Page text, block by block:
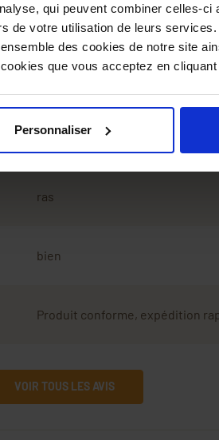
qui peuvent combiner celles-ci
de votre utilisation de leurs services.
des cookies de notre site
que vous acceptez en
Personnaliser
Avis
ras
bien
Produit conforme, expédition
VOIR TOUS LES AVIS